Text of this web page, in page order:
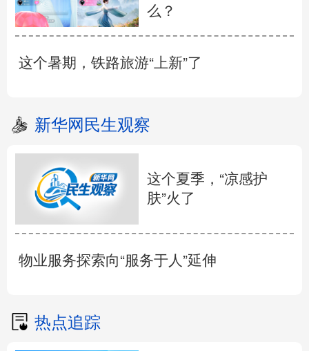
么？
这个暑期，铁路旅游“上新”了
新华网民生观察
这个夏季，“凉感护
肤”火了
物业服务探索向“服务于人”延伸
热点追踪